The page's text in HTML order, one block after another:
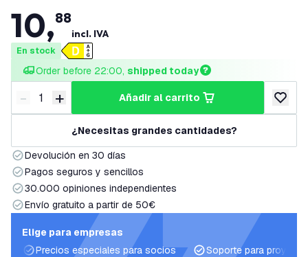
10,88
incl. IVA
En stock
Order before 22:00, shipped today
Disminuir cantidad
- Aumentar cantidad
+ añadir al carrito
añadir
¿Necesitas grandes cantidades?
Devolución en 30 días
Pagos seguros y sencillos
30.000 opiniones independientes
Envío gratuito a partir de 50€
Elige para empresas
Precios especiales para socios
Soporte para